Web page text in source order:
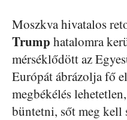
Moszkva hivatalos
Trump hatalomra
mérséklődött az
Európát ábrázolja fő
megbékélés
büntetni, sőt meg kell